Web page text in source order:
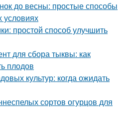
до весны: простые способы
простой способ улучшить
для сбора тыквы: как
плодов
культур: когда ожидать
сортов огурцов для